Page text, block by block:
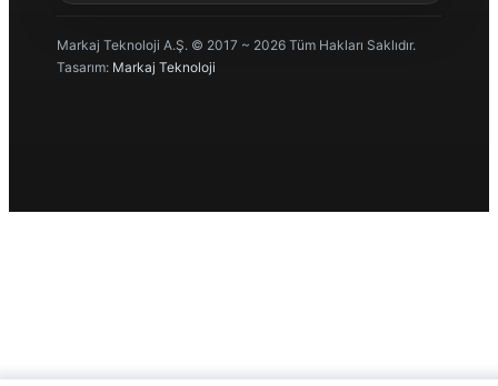
Markaj Teknoloji A.Ş. © 2017 ~ 2026 Tüm Hakları Saklıdır.
Tasarım: Markaj Teknoloji